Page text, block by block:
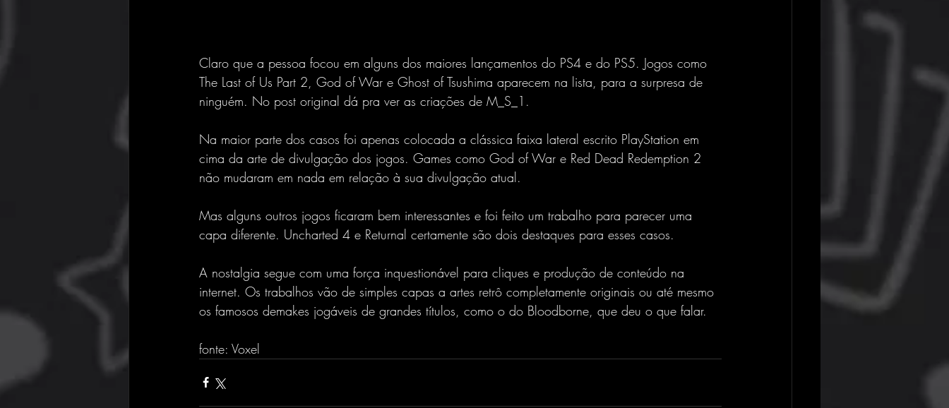
Claro que a pessoa focou em alguns dos maiores lançamentos do PS4 e do PS5. Jogos como
The Last of Us Part 2, God of War e Ghost of Tsushima aparecem na lista, para a surpresa de
ninguém. No post original dá pra ver as criações de M_S_1.
Na maior parte dos casos foi apenas colocada a clássica faixa lateral escrito PlayStation em
cima da arte de divulgação dos jogos. Games como God of War e Red Dead Redemption 2
não mudaram em nada em relação à sua divulgação atual.
Mas alguns outros jogos ficaram bem interessantes e foi feito um trabalho para parecer uma
capa diferente. Uncharted 4 e Returnal certamente são dois destaques para esses casos.
A nostalgia segue com uma força inquestionável para cliques e produção de conteúdo na
internet. Os trabalhos vão de simples capas a artes retrô completamente originais ou até mesmo
os famosos demakes jogáveis de grandes títulos, como o do Bloodborne, que deu o que falar.
fonte: Voxel